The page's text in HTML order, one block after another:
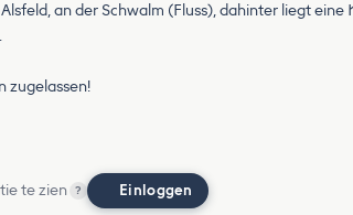
an der Schwalm (Fluss), dahinter liegt
zugelassen!
te zien ? Einloggen